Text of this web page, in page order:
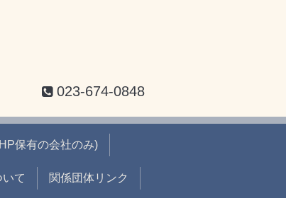
023-674-0848
保有の会社のみ)
て 関係団体リンク